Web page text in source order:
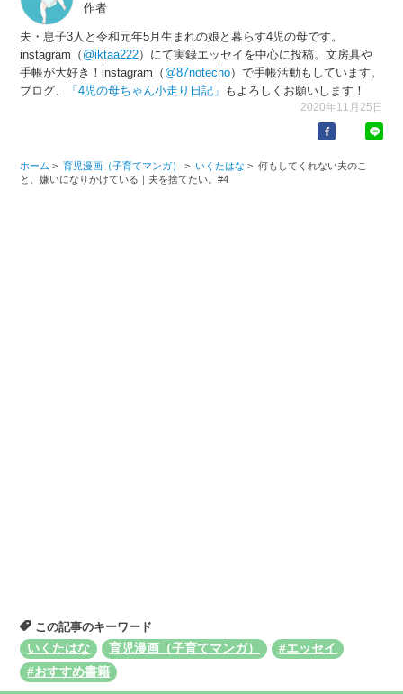
作者
夫・息子3人と令和元年5月生まれの娘と暮らす4児の母です。
instagram（ @iktaa222）にて実録エッセイを中心に投稿。文房具や
手帳が大好き！instagram（ @87notecho）で手帳活動もしています。
ブログ、
「4児の母ちゃん小走り日記」 もよろしくお願いします！
2020年11月25日
ホーム > 育児漫画（子育てマンガ） > いくたはな > 何もしてくれない夫のこ
と、嫌いになりかけている｜夫を捨てたい。#4
この記事のキーワード
いくたはな
育児漫画（子育てマンガ）
#エッセイ
#おすすめ書籍